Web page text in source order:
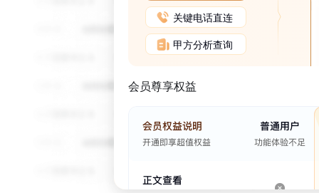
关键电话直连
甲方分析查询
会员尊享权益